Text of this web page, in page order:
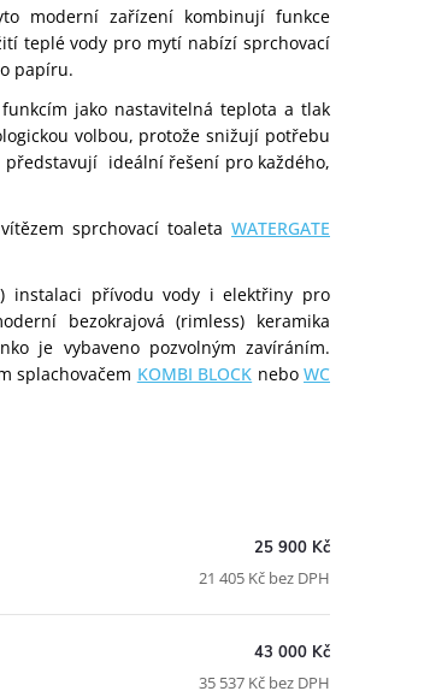
moderní zařízení kombinují funkce
teplé vody pro mytí nabízí sprchovací
papíru.
jako nastavitelná teplota a tlak
volbou, protože snižují potřebu
ideální řešení pro každého,
sprchovací toaleta WATERGATE
instalaci přívodu vody i elektřiny pro
bezokrajová (rimless) keramika
je vybaveno pozvolným zavíráním.
splachovačem KOMBI BLOCK neboWC
25 900 Kč
21 405 Kč bez DPH
43 000 Kč
35 537 Kč bez DPH